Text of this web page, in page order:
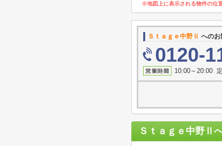
※地図上に表示される物件の位
Ｓｔａｇｅ中野Ⅱ への
0120-
10:00～20:00
Ｓｔａｇｅ中野Ⅱ